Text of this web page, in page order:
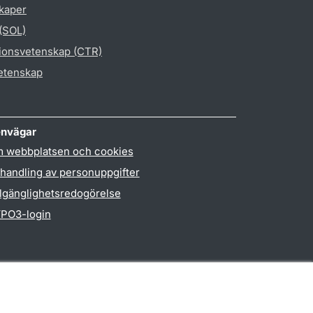
(CTR)
webbplatsen och cookies
av personuppgifter
login